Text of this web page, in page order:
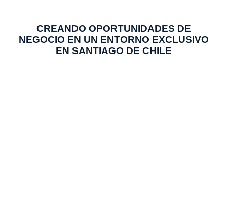
CREANDO OPORTUNIDADES DE
NEGOCIO EN UN ENTORNO EXCLUSIVO
EN SANTIAGO DE CHILE